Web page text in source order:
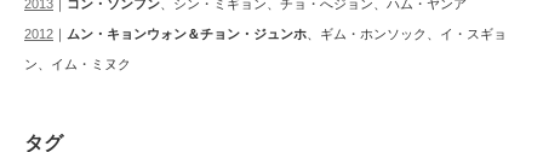
2013 ｜ コン・ソンフン 、シン・ミギョン、チョ・へジョン、ハム・ヤンア
2012 ｜ ムン・キョンウォン＆チョン・ジュンホ 、ギム・ホンソック、イ・スギョ
ン、イム・ミヌク
タグ